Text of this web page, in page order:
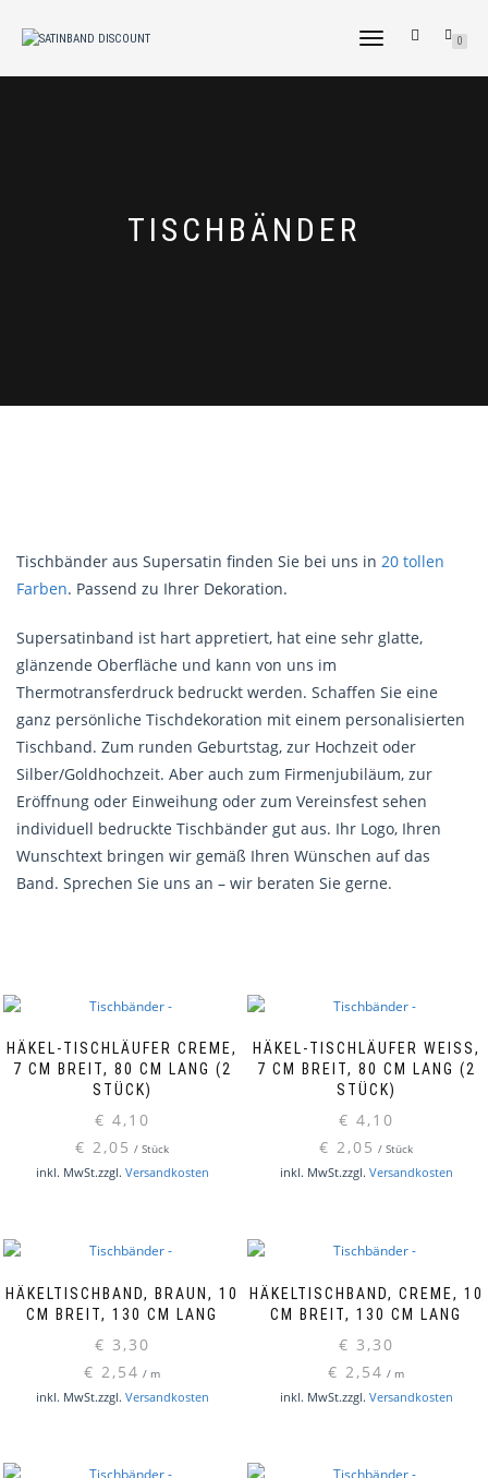
NAVIGATION
0
TISCHBÄNDER
Tischbänder aus Supersatin finden Sie bei uns in 20 tollen
Farben. Passend zu Ihrer Dekoration.
Supersatinband ist hart appretiert, hat eine sehr glatte,
glänzende Oberfläche und kann von uns im
Thermotransferdruck bedruckt werden. Schaffen Sie eine
ganz persönliche Tischdekoration mit einem personalisierten
Tischband. Zum runden Geburtstag, zur Hochzeit oder
Silber/Goldhochzeit. Aber auch zum Firmenjubiläum, zur
Eröffnung oder Einweihung oder zum Vereinsfest sehen
individuell bedruckte Tischbänder gut aus. Ihr Logo, Ihren
Wunschtext bringen wir gemäß Ihren Wünschen auf das
Band. Sprechen Sie uns an – wir beraten Sie gerne.
HÄKEL-TISCHLÄUFER CREME,
7 CM BREIT, 80 CM LANG (2
STÜCK)
€ 4,10
€ 2,05 / Stück
inkl. MwSt.zzgl. Versandkosten
HÄKEL-TISCHLÄUFER WEISS, 7
CM BREIT, 80 CM LANG (2 S
TÜCK)
€ 4,10
€ 2,05 / Stück
inkl. MwSt.zzgl. Versandkosten
HÄKELTISCHBAND, BRAUN, 10
CM BREIT, 130 CM LANG
€ 3,30
€ 2,54 / m
inkl. MwSt.zzgl. Versandkosten
HÄKELTISCHBAND, CREME, 10
CM BREIT, 130 CM LANG
€ 3,30
€ 2,54 / m
inkl. MwSt.zzgl. Versandkosten